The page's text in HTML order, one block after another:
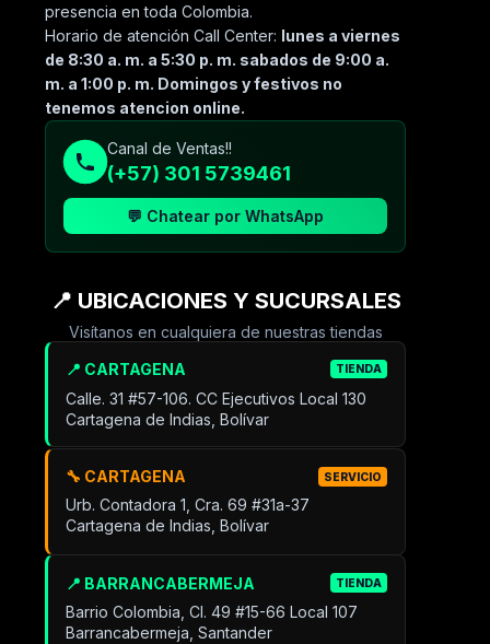
presencia en toda Colombia.
Horario de atención Call Center: lunes a viernes
de 8:30 a. m. a 5:30 p. m. sabados de 9:00 a.
m. a 1:00 p. m. Domingos y festivos no
tenemos atencion online.
Canal de Ventas!!
(+57) 301 5739461
💬 Chatear por WhatsApp
📍 UBICACIONES Y SUCURSALES
Visítanos en cualquiera de nuestras tiendas
📍 CARTAGENA TIENDA
Calle. 31 #57-106. CC Ejecutivos Local 130
Cartagena de Indias, Bolívar
🔧 CARTAGENA SERVICIO
Urb. Contadora 1, Cra. 69 #31a-37
Cartagena de Indias, Bolívar
📍 BARRANCABERMEJA TIENDA
Barrio Colombia, Cl. 49 #15-66 Local 107
Barrancabermeja, Santander